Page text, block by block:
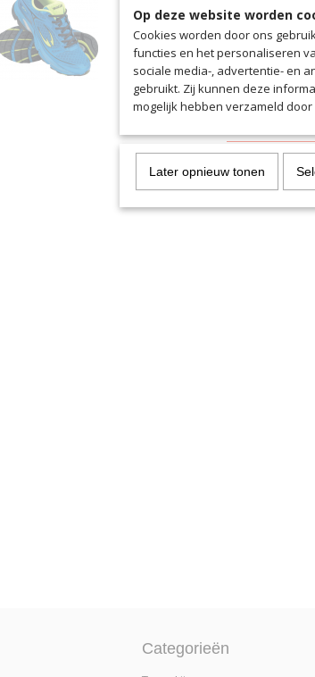
Productcode
EAN code
Productcode
- Stabiele
- Slijtvaste zool
- EAV
- Comfortabel,
Categorieën
Op deze website worden
Cookies worden door ons
functies en het personaliseren
sociale media-, advertentie- en
gebruikt. Zij kunnen deze
mogelijk hebben verzameld
Later opnieuw tonen